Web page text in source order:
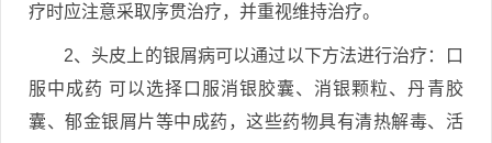
疗时应注意采取序贯治疗，并重视维持治疗。
2、头皮上的银屑病可以通过以下方法进行治疗：口
服中成药 可以选择口服消银胶囊、消银颗粒、丹青胶
囊、郁金银屑片等中成药，这些药物具有清热解毒、活